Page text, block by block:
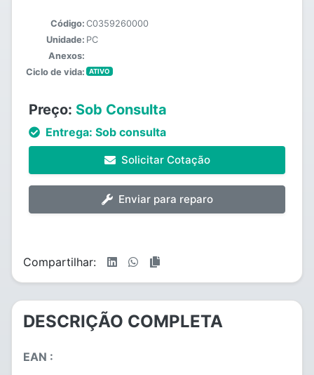
Código: C0359260000
Unidade: PC
Anexos:
Ciclo de vida:
ATIVO
Preço: Sob Consulta
Entrega: Sob consulta
Solicitar Cotação
Enviar para reparo
Compartilhar:
DESCRIÇÃO COMPLETA
EAN :